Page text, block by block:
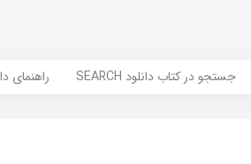
راهنمای SEARCH جستجو در کتاب دانلود